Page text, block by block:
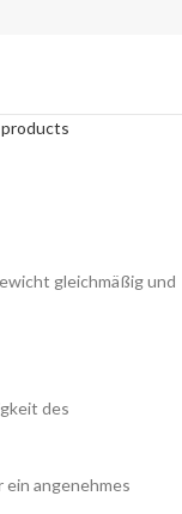
gleichmäßig und
des
angenehmes